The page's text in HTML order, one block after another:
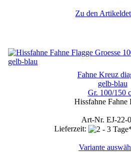
Zu den
Fahne Kreuz
gelb-blau
Gr. 100/150
Hissfahne Fahne
Art-Nr. EJ-22-
Lieferzeit:
Variante